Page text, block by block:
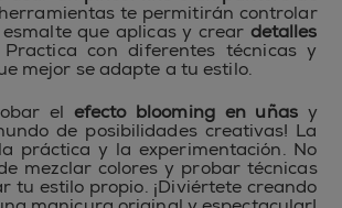
te permitirán controlar
que aplicas y crear detalles
Practica con diferentes técnicas y
mejor se adapte a tu estilo.
el efecto blooming en uñasy
de posibilidades creativas! La
práctica y la experimentación. No
mezclar colores y probar técnicas
tu estilo propio. ¡Diviértete creando